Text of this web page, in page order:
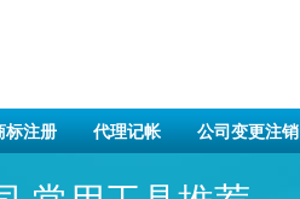
标注册 代理记帐 公司变更注销